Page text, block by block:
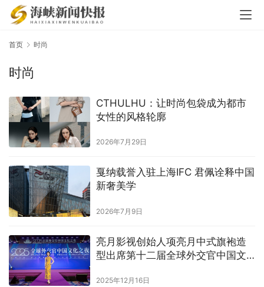
首页 时尚
时尚
CTHULHU：让时尚包袋成为都市
女性的风格轮廓
2026年7月29日
戛纳载誉入驻上海IFC 君佩诠释中国
新奢美学
2026年7月9日
亮月影视创始人项亮月中式旗袍造
型出席第十二届全球外交官中国文
2025年12月16日